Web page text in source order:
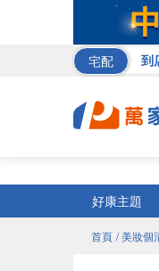
宅配 到
好康主題
首頁 / 美妝個